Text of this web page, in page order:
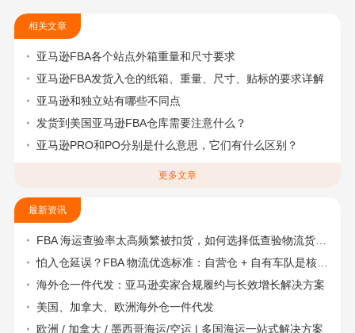
相关文章
亚马逊FBA各个站点外箱重量和尺寸要求
亚马逊FBA发货入仓的纸箱、重量、尺寸、贴标的要求详解
亚马逊和独立站有哪些不同点
发货到美国亚马逊FBA仓库需要注意什么？
亚马逊PRO和PO分别是什么意思，它们有什么区别？
更多文章
最新资讯
FBA 海运查验率太高频繁被扣货，如何选择低查验物流货代？
怕入仓延误？FBA 物流优选标准：自营仓 + 自有车队是核心硬指标
海外仓一件代发：亚马逊卖家合规履约与长效增长解决方案
美国、加拿大、欧洲海外仓一件代发
欧洲 / 加拿大 / 墨西哥海运/空运 | 多国海运一站式解决方案